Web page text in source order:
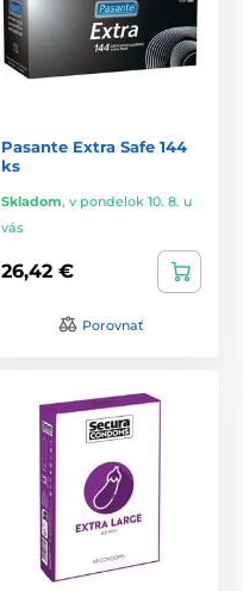
Pasante Extra Safe 144
ks
Skladom, v pondelok 10. 8. u
vás
26,42 €
Porovnať